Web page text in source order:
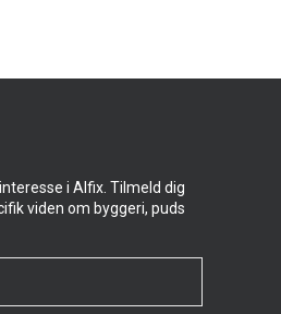
i Alfix. Tilmeld dig
viden om byggeri, puds